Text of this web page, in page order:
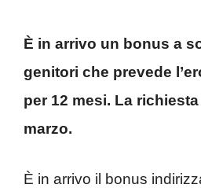
È in arrivo un bonus a
genitori che prevede
per 12 mesi. La
marzo.
È in arrivo il bonus